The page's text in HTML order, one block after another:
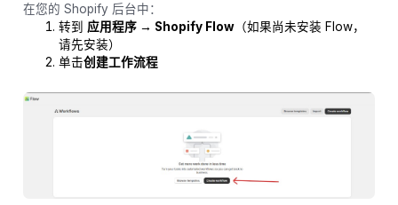
在您的 Shopify 后台中：
转到 应用程序 → Shopify Flow（如果尚未安装 Flow，
请先安装）
单击创建工作流程